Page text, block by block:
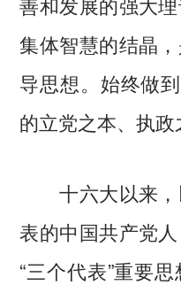
集体智慧的结晶
导思想。始终做
的立党之本、执政
十六大以来，
表的中国共产党
“三个代表”重要